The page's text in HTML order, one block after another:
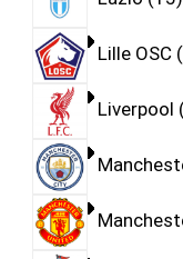
Lille OSC
Liverpool